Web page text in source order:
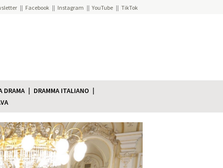
Facebook Instagram YouTube TikTok
DRAMA
DRAMMA ITALIANO